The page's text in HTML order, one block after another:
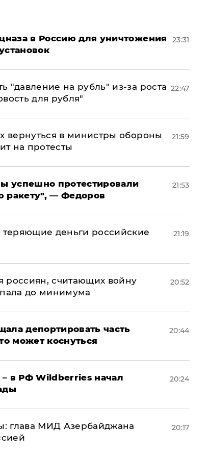
в Россию для уничтожения
23:31
на рубль" из-за роста
для рубля"
22:47
вернуться в министры обороны
на протесты
21:59
успешно протестировали
ракету", — Федоров
21:53
деньги российские
21:19
россиян, считающих войну
до минимума
20:52
депортировать часть
может коснуться
20:44
– в РФ Wildberries начал
20:24
глава МИД Азербайджана
20:17